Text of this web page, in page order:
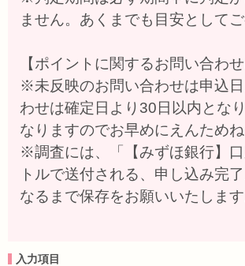
ません。あくまでも目安として
【ポイントに関するお問い合わせ
※未反映のお問い合わせは申込
わせは確定日より30日以内とな
なりますのでお早めにえんため
※調査には、「【みずほ銀行】
トルで送付される、申し込み完
なるまで保存をお願いいたします
入力項目